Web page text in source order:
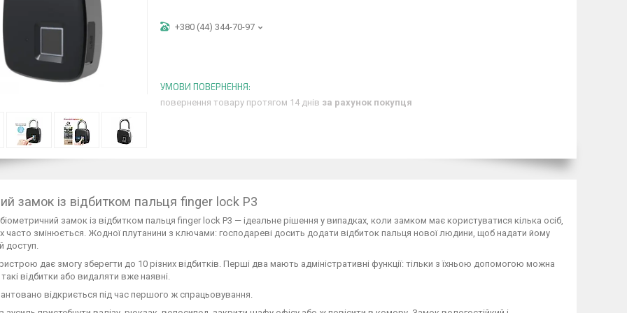
+380 (44) 344-70-97
повернення товару протягом 14 днів за рахунок покупця
замок із відбитком пальця finger lock P3
замок із відбитком пальця finger lock P3 — ідеальне рішення у випадках, коли замком має користуватися кілька осіб,
часто змінюється. Жодної плутанини з ключами: господареві досить додати відбиток пальця нової людини, щоб надати йому
доступ.
дає змогу зберегти до 10 різних відбитків. Перші два мають адміністративні функції: тільки з їхньою допомогою можна
відбитки або видаляти вже наявні.
відкриється під час першого ж спрацьовування.